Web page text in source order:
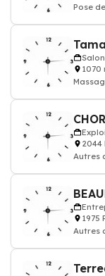
Pose
1070
Massage
2044
Autres
1975
Autres